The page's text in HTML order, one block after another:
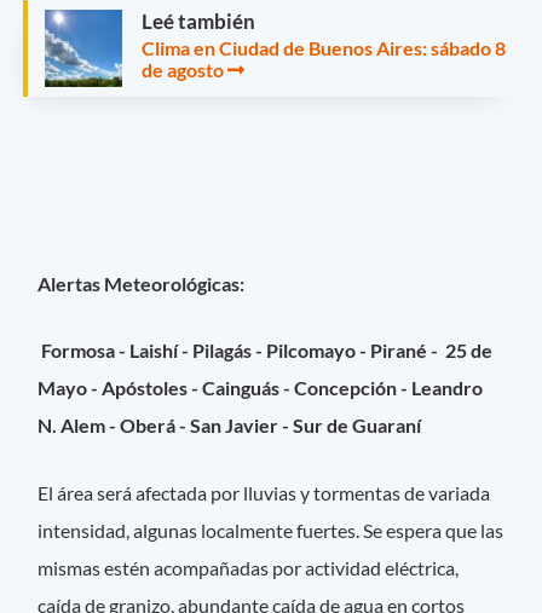
Leé también
Clima en Ciudad de Buenos Aires: sábado 8
de agosto
Alertas Meteorológicas:
Formosa - Laishí - Pilagás - Pilcomayo - Pirané - 25 de
Mayo - Apóstoles - Cainguás - Concepción - Leandro
N. Alem - Oberá - San Javier - Sur de Guaraní
El área será afectada por lluvias y tormentas de variada
intensidad, algunas localmente fuertes. Se espera que las
mismas estén acompañadas por actividad eléctrica,
caída de granizo, abundante caída de agua en cortos